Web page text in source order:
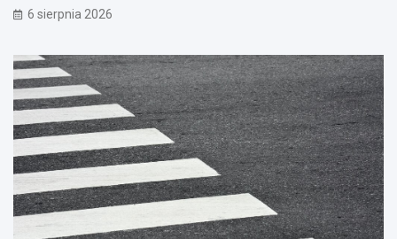
6 sierpnia 2026